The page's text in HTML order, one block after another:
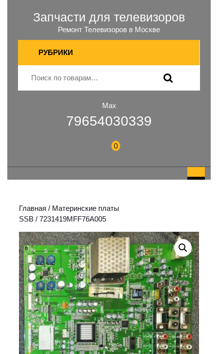
Запчасти для телевизоров
Ремонт Телевизоров в Москве
РУБРИКИ
Max
79654030339
0
Главная / Материнские платы
SSB / 7231419MFF76A005